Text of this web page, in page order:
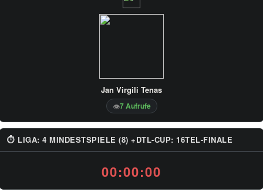
Jan Virgili Tenas
👁7 Aufrufe
⏱ LIGA: 4 MINDESTSPIELE (8) +DTL-CUP: 16TEL-FINALE
00:00:00